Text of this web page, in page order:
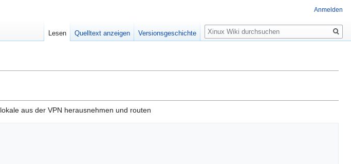
aus der VPN herausnehmen und routen
Anmelden
Lesen Quelltext anzeigen Versionsgeschichte
Suche